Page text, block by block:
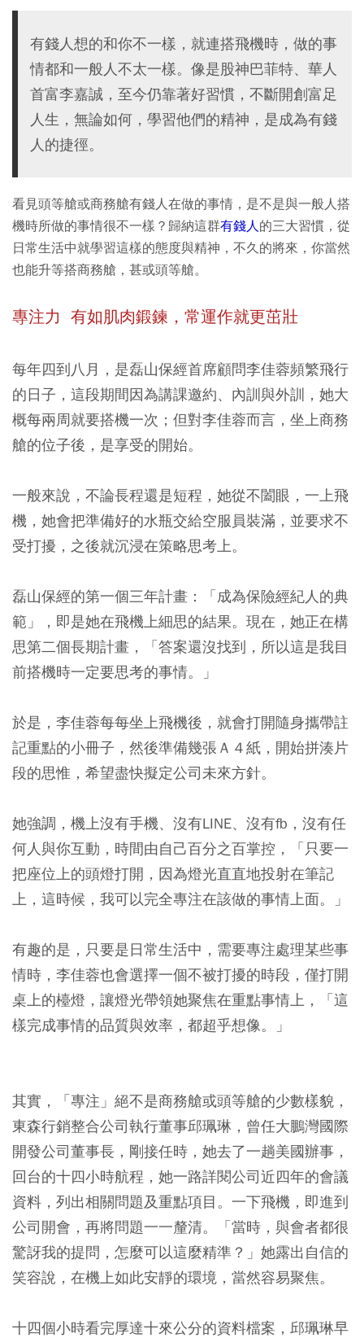
有錢人想的和你不一樣，就連搭飛機時，做的事
情都和一般人不太一樣。像是股神巴菲特、華人
首富李嘉誠，至今仍靠著好習慣，不斷開創富足
人生，無論如何，學習他們的精神，是成為有錢
人的捷徑。
看見頭等艙或商務艙有錢人在做的事情，是不是與一般人搭
機時所做的事情很不一樣？歸納這群有錢人的三大習慣，從
日常生活中就學習這樣的態度與精神，不久的將來，你當然
也能升等搭商務艙，甚或頭等艙。
專注力 有如肌肉鍛鍊，常運作就更茁壯
每年四到八月，是磊山保經首席顧問李佳蓉頻繁飛行
的日子，這段期間因為講課邀約、內訓與外訓，她大
概每兩周就要搭機一次；但對李佳蓉而言，坐上商務
艙的位子後，是享受的開始。
一般來說，不論長程還是短程，她從不闔眼，一上飛
機，她會把準備好的水瓶交給空服員裝滿，並要求不
受打擾，之後就沉浸在策略思考上。
磊山保經的第一個三年計畫：「成為保險經紀人的典
範」，即是她在飛機上細思的結果。現在，她正在構
思第二個長期計畫，「答案還沒找到，所以這是我目
前搭機時一定要思考的事情。」
於是，李佳蓉每每坐上飛機後，就會打開隨身攜帶註
記重點的小冊子，然後準備幾張Ａ４紙，開始拼湊片
段的思惟，希望盡快擬定公司未來方針。
她強調，機上沒有手機、沒有LINE、沒有fb，沒有任
何人與你互動，時間由自己百分之百掌控，「只要一
把座位上的頭燈打開，因為燈光直直地投射在筆記
上，這時候，我可以完全專注在該做的事情上面。」
有趣的是，只要是日常生活中，需要專注處理某些事
情時，李佳蓉也會選擇一個不被打擾的時段，僅打開
桌上的檯燈，讓燈光帶領她聚焦在重點事情上，「這
樣完成事情的品質與效率，都超乎想像。」
其實，「專注」絕不是商務艙或頭等艙的少數樣貌，
東森行銷整合公司執行董事邱珮琳，曾任大鵬灣國際
開發公司董事長，剛接任時，她去了一趟美國辦事，
回台的十四小時航程，她一路詳閱公司近四年的會議
資料，列出相關問題及重點項目。一下飛機，即進到
公司開會，再將問題一一釐清。「當時，與會者都很
驚訝我的提問，怎麼可以這麼精準？」她露出自信的
笑容說，在機上如此安靜的環境，當然容易聚焦。
十四個小時看完厚達十來公分的資料檔案，邱珮琳早